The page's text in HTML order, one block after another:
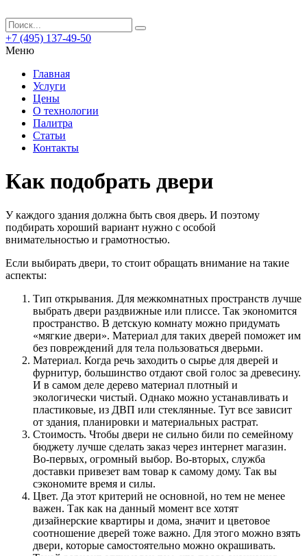
+7 (495) 137-49-50
Меню
Главная
Услуги
Цены
О технологии
Палитра
Статьи
Контакты
Как подобрать двери
У каждого здания должна быть своя дверь. И поэтому
подбирать хороший вариант нужно с особой
внимательностью и грамотностью.
Если выбирать двери, то стоит обращать внимание на такие
аспекты:
Тип открывания. Для межкомнатных пространств лучше
выбрать двери раздвижные или плиссе. Так экономится
пространство. В детскую комнату можно придумать
«мягкие двери». Материал для таких дверей поможет им
без повреждений для тела пользоваться дверьми.
Материал. Когда речь заходить о сырье для дверей и
фурнитур, большинство отдают свой голос за древесину.
И в самом деле дерево материал плотный и
экологически чистый. Однако можно устанавливать и
пластиковые, из ДВП или стеклянные. Тут все зависит
от здания, планировки и материальных растрат.
Стоимость. Чтобы двери не сильно били по семейному
бюджету лучше сделать заказ через интернет магазин.
Во-первых, огромный выбор. Во-вторых, служба
доставки привезет вам товар к самому дому. Так вы
сэкономите время и силы.
Цвет. Да этот критерий не основной, но тем не менее
важен. Так как на данный момент все хотят
дизайнерские квартиры и дома, значит и цветовое
соотношение дверей тоже важно. Для этого можно взять
двери, которые самостоятельно можно окрашивать.